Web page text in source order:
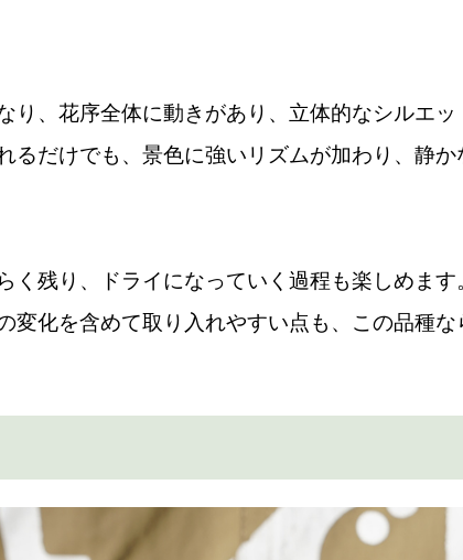
り、花序全体に動きがあり、立体的なシルエ
るだけでも、景色に強いリズムが加わり、静
く残り、ドライになっていく過程も楽しめま
変化を含めて取り入れやすい点も、この品種な